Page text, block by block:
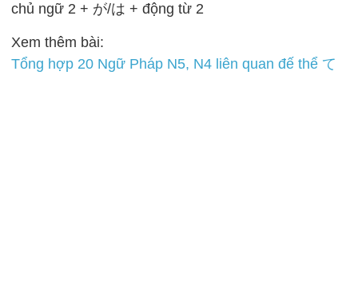
chủ ngữ 2 + が/は + động từ 2
Xem thêm bài:
Tổng hợp 20 Ngữ Pháp N5, N4 liên quan đế thể て